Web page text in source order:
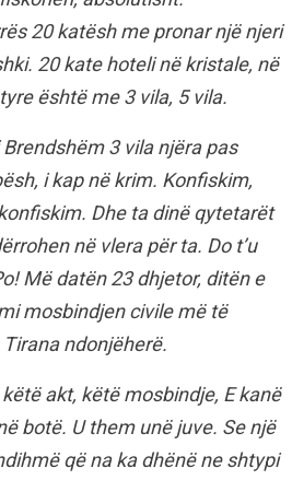
20 katësh me pronar një njeri
20 kate hoteli në kristale, në
është me 3 vila, 5 vila.
3 vila njëra pas
i kap në krim. Konfiskim,
Dhe ta dinë qytetarët
në vlera për ta. Do t’u
Më datën 23 dhjetor, ditën e
mosbindjen civile më të
ndonjëherë.
akt, këtë mosbindje, E kanë
botë. U them unë juve. Se një
që na ka dhënë ne shtypi